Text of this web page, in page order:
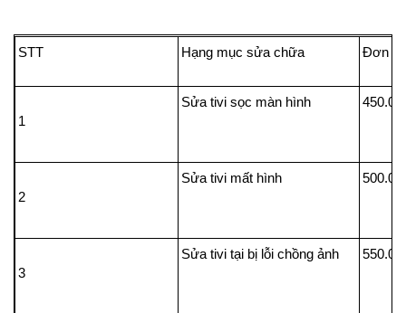
STT Hạng mục sửa chữa
1
Sửa tivi sọc màn hình
2
Sửa tivi mất hình
3
Sửa tivi tại bị lỗi chồng ảnh